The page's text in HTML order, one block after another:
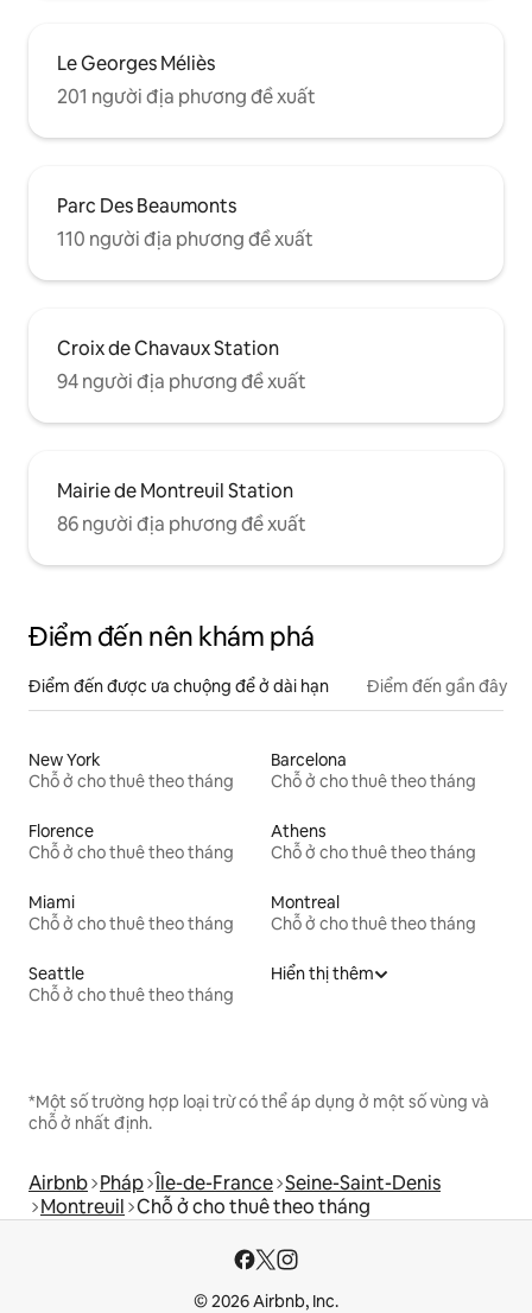
Le Georges Méliès
201 người địa phương đề xuất
Parc Des Beaumonts
110 người địa phương đề xuất
Croix de Chavaux Station
94 người địa phương đề xuất
Mairie de Montreuil Station
86 người địa phương đề xuất
Điểm đến nên khám phá
Điểm đến được ưa chuộng để ở dài hạn Điểm đến gần đây
New York
Chỗ ở cho thuê theo tháng
Barcelona
Chỗ ở cho thuê theo tháng
Florence
Chỗ ở cho thuê theo tháng
Athens
Chỗ ở cho thuê theo tháng
Miami
Chỗ ở cho thuê theo tháng
Montreal
Chỗ ở cho thuê theo tháng
Seattle
Chỗ ở cho thuê theo tháng
Hiển thị thêm
*Một số trường hợp loại trừ có thể áp dụng ở một số vùng và
chỗ ở nhất định.
Airbnb Pháp Île-de-France Seine-Saint-Denis
Montreuil Chỗ ở cho thuê theo tháng
© 2026 Airbnb, Inc.